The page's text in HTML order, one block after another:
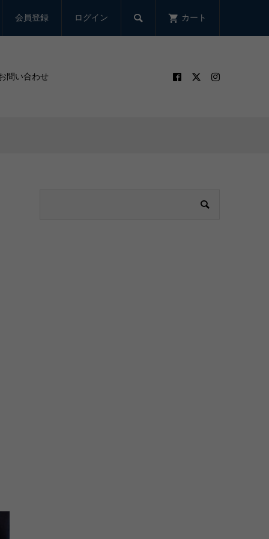
会員登録 ログイン  カート
問い合わせ